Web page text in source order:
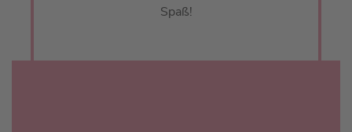
Spaß!